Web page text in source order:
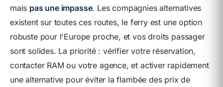
mais pas une impasse. Les compagnies alternatives
existent sur toutes ces routes, le ferry est une option
robuste pour l'Europe proche, et vos droits passager
sont solides. La priorité : vérifier votre réservation,
contacter RAM ou votre agence, et activer rapidement
une alternative pour éviter la flambée des prix de